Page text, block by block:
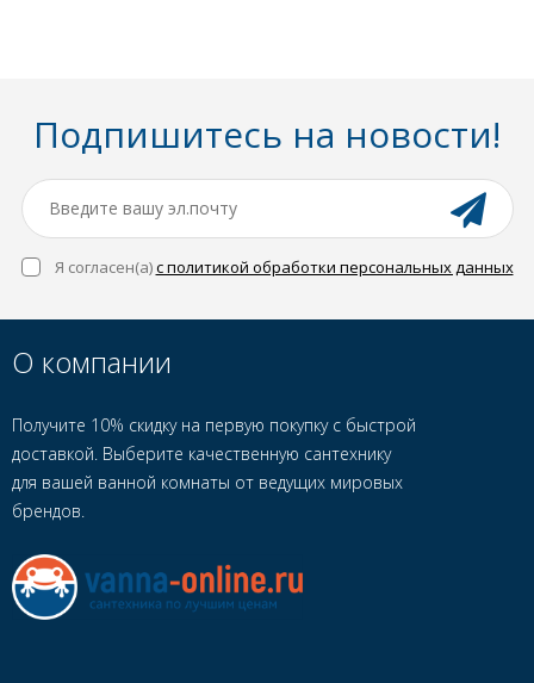
Подпишитесь на новости!
Я согласен(a)с политикой обработки персональных данных
О компании
Получите 10% скидку на первую покупку с быстрой
доставкой. Выберите качественную сантехнику
для вашей ванной комнаты от ведущих мировых
брендов.